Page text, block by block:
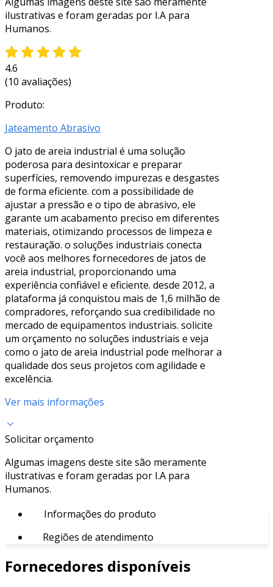
ilustrativas e foram geradas por I.A para
Humanos.
4.6
(10 avaliações)
Produto:
Jateamento Abrasivo
O jato de areia industrial é uma solução
poderosa para desintoxicar e preparar
superfícies, removendo impurezas e desgastes
de forma eficiente. com a possibilidade de
ajustar a pressão e o tipo de abrasivo, ele
garante um acabamento preciso em diferentes
materiais, otimizando processos de limpeza e
restauração. o soluções industriais conecta
você aos melhores fornecedores de jatos de
areia industrial, proporcionando uma
experiência confiável e eficiente. desde 2012, a
plataforma já conquistou mais de 1,6 milhão de
compradores, reforçando sua credibilidade no
mercado de equipamentos industriais. solicite
um orçamento no soluções industriais e veja
como o jato de areia industrial pode melhorar a
qualidade dos seus projetos com agilidade e
excelência.
Ver mais informações
Solicitar orçamento
Algumas imagens deste site são meramente
ilustrativas e foram geradas por I.A para
Humanos.
Informações do produto
Regiões de atendimento
Fornecedores disponíveis